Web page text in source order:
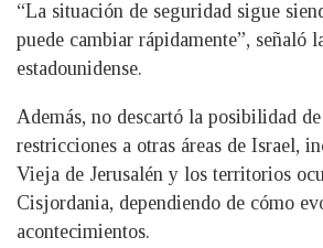
“La situación de seguridad sigue
puede cambiar rápidamente”, señaló
estadounidense.
Además, no descartó la posibilidad
restricciones a otras áreas de Israel,
Vieja de Jerusalén y los territorios
Cisjordania, dependiendo de cómo
acontecimientos.